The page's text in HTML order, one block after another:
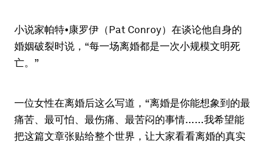
小说家帕特•康罗伊（Pat Conroy）在谈论他自身的
婚姻破裂时说，“每一场离婚都是一次小规模文明死
亡。”
一位女性在离婚后这么写道，“离婚是你能想象到的最
痛苦、最可怕、最伤痛、最苦闷的事情……我希望能
把这篇文章张贴给整个世界，让大家看看离婚的真实